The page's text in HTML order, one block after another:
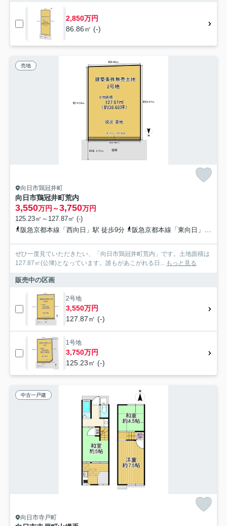
2,850万円
86.86㎡ (-)
売地
向日市鶏冠井町
向日市鶏冠井町荒内
3,550万円～3,750万円
125.23㎡～127.87㎡ (-)
阪急京都本線「西向日」駅 徒歩9分
阪急京都本線「東向日」駅 徒歩13分
ぜひ一度見ていただきたい、「向日市鶏冠井町荒内」です。土地面積は
127.87㎡(公簿)となっています。誰もがあこがれる日... もっと見る
販売中の区画
2号地
3,550万円
127.87㎡ (-)
1号地
3,750万円
125.23㎡ (-)
中古一戸建
向日市寺戸町